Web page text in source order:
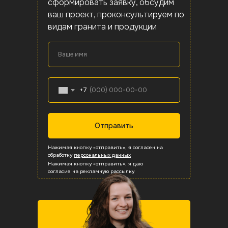
Вся продукция
Бордюры
Вентфасады
Вся продукция
Ступени
Плитка
Вся продукция
Бордюры
Плиты мощения
Вся продукция
Плитка
Вентфасады
Вся продукция
Бордюры
Ступени
Ваше имя
+7
Отправить
сформировать заявку, обсудим
ваш проект, проконсультируем по
видам гранита и продукции
Нажимая кнопку «отправить», я согласен на
обработку персональных данных
Нажимая кнопку «отправить», я даю
согласие на рекламную рассылку